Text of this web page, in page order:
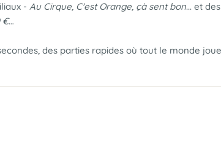
- Au Cirque, C'est Orange, çà sent bon... et
€…
des parties rapides où tout le monde